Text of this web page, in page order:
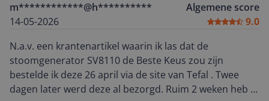
m************@h**********
14-05-2026
Algemene score
9.0
N.a.v. een krantenartikel waarin ik las dat de
stoomgenerator SV8110 de Beste Keus zou zijn
bestelde ik deze 26 april via de site van Tefal . Twee
dagen later werd deze al bezorgd. Ruim 2 weken heb ik